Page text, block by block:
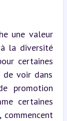
une valeur
la diversité
certaines
de voir dans
promotion
certaines